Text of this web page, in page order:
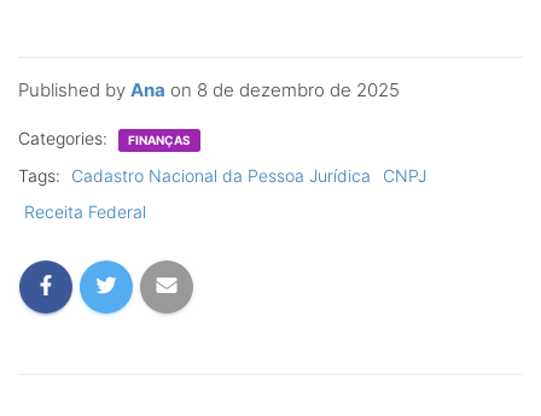
Published by Ana on 8 de dezembro de 2025
Categories: FINANÇAS
Tags: Cadastro Nacional da Pessoa Jurídica
CNPJ
Receita Federal